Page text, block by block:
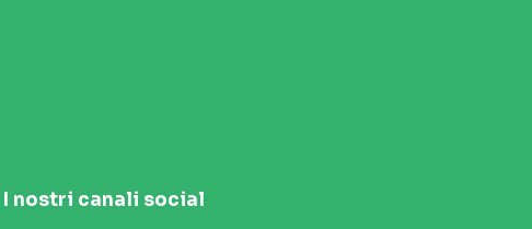
I nostri canali social